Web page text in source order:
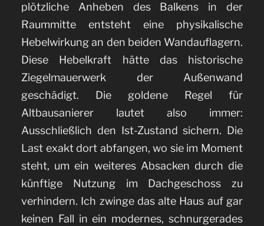
plötzliche Anheben des Balkens in der
Raummitte entsteht eine physikalische
Hebelwirkung an den beiden Wandauflagern.
Diese Hebelkraft hätte das historische
Ziegelmauerwerk der Außenwand
geschädigt. Die goldene Regel für
Altbausanierer lautet also immer:
Ausschließlich den Ist-Zustand sichern. Die
Last exakt dort abfangen, wo sie im Moment
steht, um ein weiteres Absacken durch die
künftige Nutzung im Dachgeschoss zu
verhindern. Ich zwinge das alte Haus auf gar
keinen Fall in ein modernes, schnurgerades